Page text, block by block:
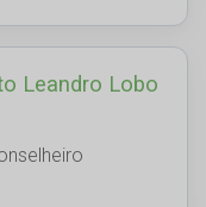
Leandro Lobo